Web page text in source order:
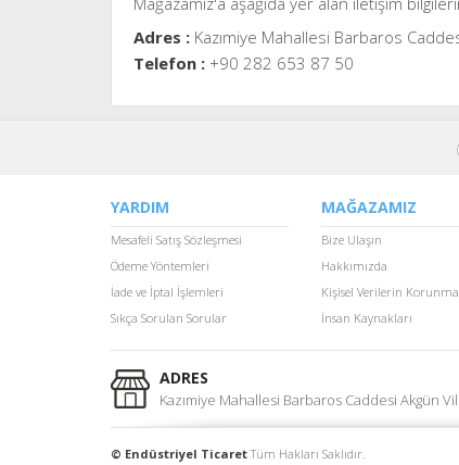
Adres : Kazımiye Mahallesi Barbaros
Telefon : +90 282 653 87 50
YARDIM
Mesafeli Satış Sözleşmesi
Ödeme Yöntemleri
İade ve İptal İşlemleri
Sıkça Sorulan Sorular
MAĞAZAMIZ
Bize Ulaşın
Hakkımızda
Kişisel Verilerin
İnsan Kaynakları
ADRES
Kazımiye Mahallesi Barbaros Caddesi Akgün
© Endüstriyel TicaretTüm Hakları Saklıdır.